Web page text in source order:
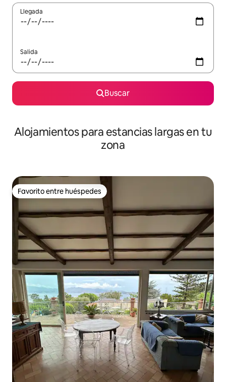
Llegada
Salida
Buscar
Alojamientos para estancias largas en tu
zona
Favorito entre huéspedes
Favorito entre huéspedes